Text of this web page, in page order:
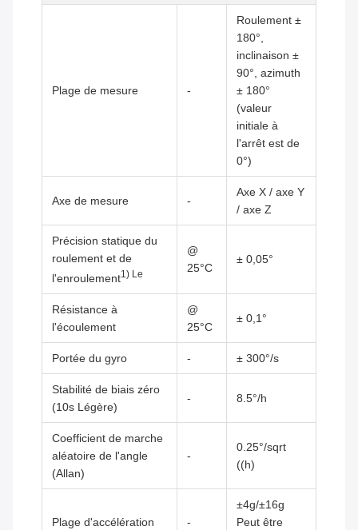
Plage de mesure -
Roulement ±
180°,
inclinaison ±
90°, azimuth
± 180°
(valeur
initiale à
l'arrêt est de
0°)
Axe de mesure -
Axe X / axe Y
/ axe Z
Précision statique du
roulement et de
l'enroulement1) Le
@
25°C
± 0,05°
Résistance à
l'écoulement
@
25°C
± 0,1°
Portée du gyro - ± 300°/s
Stabilité de biais zéro
(10s Légère)
- 8.5°/h
Coefficient de marche
aléatoire de l'angle
(Allan)
-
0.25°/sqrt
((h)
Plage d'accélération -
±4g/±16g
Peut être